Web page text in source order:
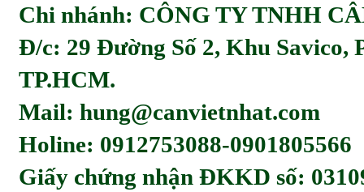
Chi nhánh: CÔNG TY TNHH
Đ/c: 29 Đường Số 2, Khu Savico,
TP.HCM.
Mail: hung@canvietnhat.com
Holine: 0912753088-0901805566
Giấy chứng nhận ĐKKD số: